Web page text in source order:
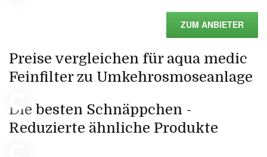
ZUM ANBIETER
Preise vergleichen für aqua medic
Feinfilter zu Umkehrosmoseanlage
Die besten Schnäppchen -
Reduzierte ähnliche Produkte